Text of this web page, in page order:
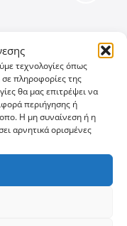
τεχνολογίες όπως
πληροφορίες της
θα μας επιτρέψει να
περιήγησης ή
Η μη συναίνεση ή η
αρνητικά ορισμένες
σύστημα
μετατρέπονται
πλαινές
για
λάτρεις της off-
ποιότητας